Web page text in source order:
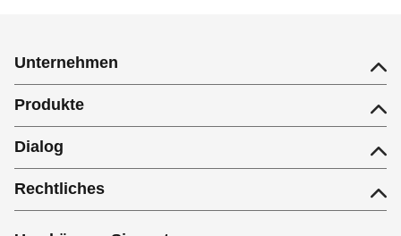
Unternehmen
Produkte
Dialog
Rechtliches